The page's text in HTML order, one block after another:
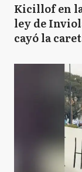
Kicillof en
ley de
cayó la